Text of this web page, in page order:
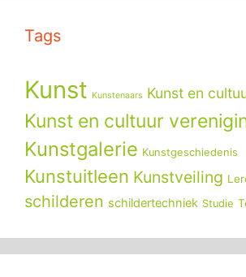
Tags
Kunst Kunstenaars Kunst en
Kunst en cultuur
Kunstgalerie Kunstgeschiedenis
Kunstuitleen Kunstveiling
schilderen schildertechniek Studie